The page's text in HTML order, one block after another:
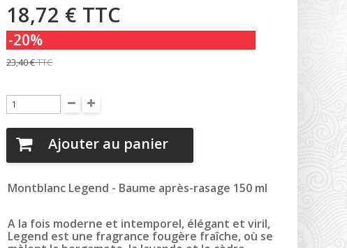
18,72 € TTC
-20%
23,40 €TTC
Ajouter au panier
Montblanc Legend - Baume après-rasage 150 ml
A la fois moderne et intemporel, élégant et viril,
Legend est une fragrance fougère fraîche, où se